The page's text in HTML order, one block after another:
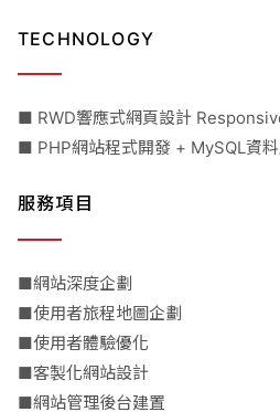
TECHNOLOGY
■ RWD響應式網頁設計
■ PHP網站程式開發 + MySQL資
服務項目
■網站深度企劃
■使用者旅程地圖企劃
■使用者體驗優化
■客製化網站設計
■網站管理後台建置